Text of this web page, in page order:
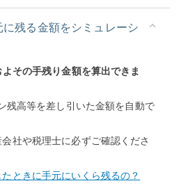
残る金額をシミュレーシ
その手残り金額を算出できま
残高等を差し引いた金額を自動で
社や税理士に必ずご確認くださ
ときに手元にいくら残るの？